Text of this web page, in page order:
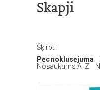
Skapji
Šķirot::
Pēc noklusējuma
Nosaukums A_Z